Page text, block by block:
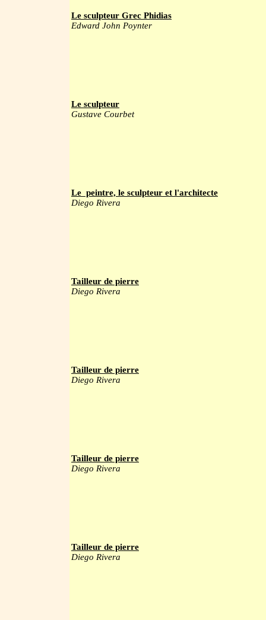
Le sculpteur Grec Phidias
Edward John Poynter
Le sculpteur
Gustave Courbet
Le peintre, le sculpteur et l'architecte
Diego Rivera
Tailleur de pierre
Diego Rivera
Tailleur de pierre
Diego Rivera
Tailleur de pierre
Diego Rivera
Tailleur de pierre
Diego Rivera